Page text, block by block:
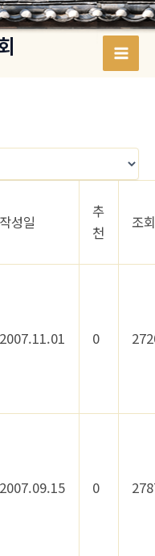
Main
작성일
추
천
조
2007.11.01 0
2007.09.15 0